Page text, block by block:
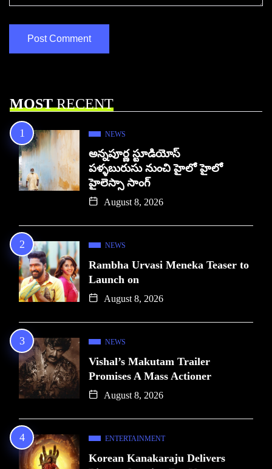
MOSTRECENT
NEWS
అన్నపూర్ణ స్టూడియోస్
పళ్ళబురుసు నుంచి హైలో హైలో
హైలెస్సా సాంగ్
August 8, 2026
NEWS
Rambha Urvasi Meneka Teaser to
Launch on
August 8, 2026
NEWS
Vishal’s Makutam Trailer
Promises A Mass Actioner
August 8, 2026
ENTERTAINMENT
Korean Kanakaraju Delivers